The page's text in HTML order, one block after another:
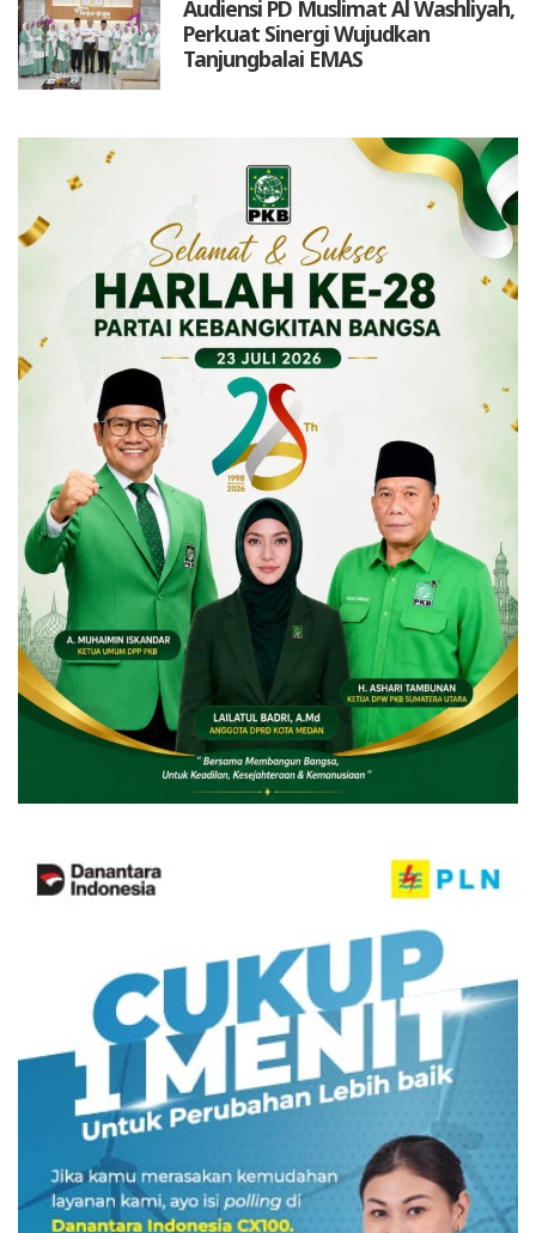
Audiensi PD Muslimat Al Washliyah,
Perkuat Sinergi Wujudkan
Tanjungbalai EMAS